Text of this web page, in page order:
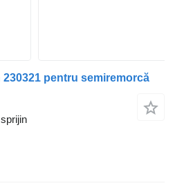
pentru semiremorcă